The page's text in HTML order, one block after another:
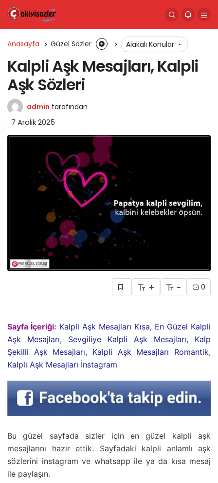
Anasayfa Güzel Sözler Alakalı Konular
Kalpli Aşk Mesajları, Kalpli
Aşk Sözleri
admin tarafından
7 Aralık 2025
+ - 0
Sayfa İçeriği: Kalpli Aşk Mesajları Kısa, En Güzel Kalpli
Aşk Mesajları, Sevgiliye Kalpli Aşk Mesajları, Kalp
Şekilli Aşk Mesajları, Kalpli Aşk Mesajları Romantik,
Kalpli Aşk Mesajları İnstagram
Bu güzel sayfada sizler için en güzel kalpli aşk
mesajlarını hazır ettik. Sayfadaki kalpli anlamlı aşk
sözlerini instagram ve whatsapp ile ya da kısa mesaj
ile paylaşın.